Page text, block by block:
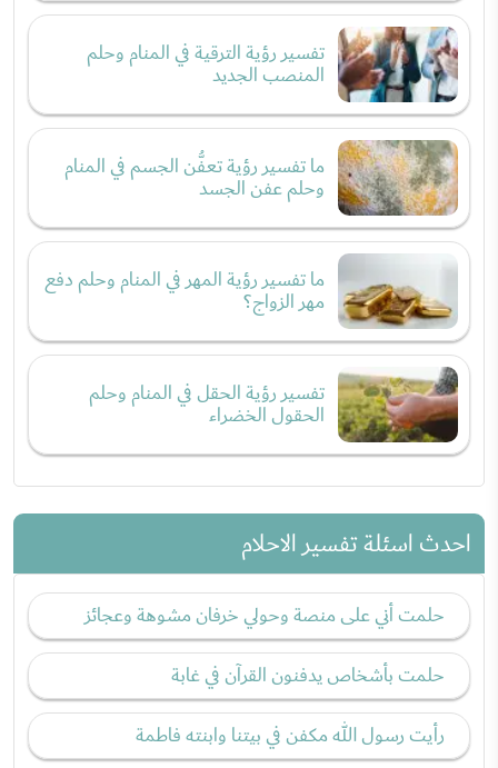
تفسير رؤية الترقية في المنام وحلم
المنصب الجديد
ما تفسير رؤية تعفُّن الجسم في المنام
وحلم عفن الجسد
ما تفسير رؤية المهر في المنام وحلم دفع
مهر الزواج؟
تفسير رؤية الحقل في المنام وحلم
الحقول الخضراء
احدث اسئلة تفسير الاحلام
حلمت أني على منصة وحولي خرفان مشوهة وعجائز
حلمت بأشخاص يدفنون القرآن في غابة
رأيت رسول الله مكفن في بيتنا وابنته فاطمة